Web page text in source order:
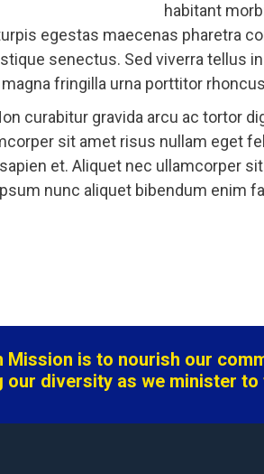
habitant
egestas maecenas pharetra
senectus. Sed viverra tellus
fringilla urna porttitor
curabitur gravida arcu ac tortor
sit amet risus nullam eget
et. Aliquet nec ullamcorper
nunc aliquet bibendum enim
Mission is to nourish our
our diversity as we minister